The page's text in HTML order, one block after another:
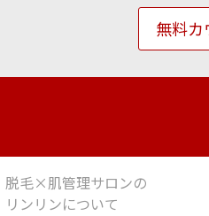
無料カ
脱毛×肌管理サロンの
リンリンについて